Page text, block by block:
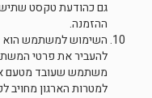
גם כהודעת טקסט
ההזמנה.
השימוש למשתמש הוא
להעביר את פרטי
משתמש שעובד מטעם
למטרות הארגון מחויב